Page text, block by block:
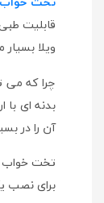
قابلیت
ویلا
بدنه ای
آن را در
تخت خواب
برای نصب